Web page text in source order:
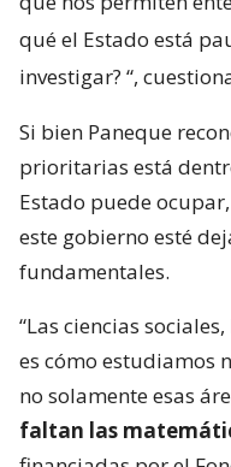
qué el Estado está
investigar? “,
Si bien Paneque
prioritarias está
Estado puede
este gobierno esté
fundamentales.
“Las ciencias
es cómo estudiamos
no solamente esas
faltan las